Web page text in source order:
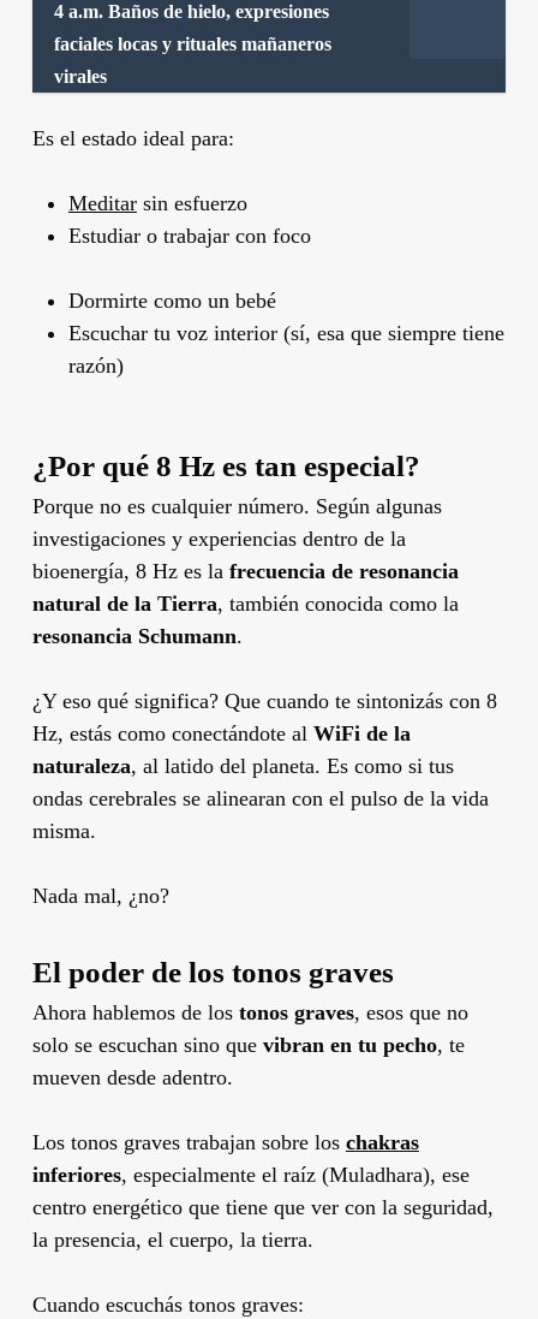
4 a.m. Baños de hielo, expresiones
faciales locas y rituales mañaneros
virales
Es el estado ideal para:
Meditarsin esfuerzo
Estudiar o trabajar con foco
Dormirte como un bebé
Escuchar tu voz interior (sí, esa que siempre tiene
razón)
¿Por qué 8 Hz es tan especial?
Porque no es cualquier número. Según algunas
investigaciones y experiencias dentro de la
bioenergía, 8 Hz es la frecuencia de resonancia
natural de la Tierra, también conocida como la
resonancia Schumann.
¿Y eso qué significa? Que cuando te sintonizás con 8
Hz, estás como conectándote al WiFi de la
naturaleza, al latido del planeta. Es como si tus
ondas cerebrales se alinearan con el pulso de la vida
misma.
Nada mal, ¿no?
El poder de los tonos graves
Ahora hablemos de los tonos graves, esos que no
solo se escuchan sino que vibran en tu pecho, te
mueven desde adentro.
Los tonos graves trabajan sobre los chakras
inferiores, especialmente el raíz (Muladhara), ese
centro energético que tiene que ver con la seguridad,
la presencia, el cuerpo, la tierra.
Cuando escuchás tonos graves: